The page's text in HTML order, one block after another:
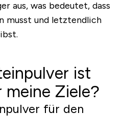
aus, was bedeutet, dass
musst und letztendlich
ist
meine Ziele?
für den